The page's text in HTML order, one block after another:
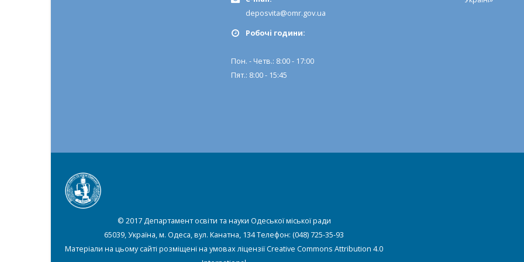
deposvita@omr.gov.ua
Робочi години:
Пон. - Четв.: 8:00 - 17:00
Пят.: 8:00 - 15:45
© 2017 Департамент освіти та науки Одеської міської ради
65039, Україна, м. Одеса, вул. Канатна, 134 Телефон: (048) 725-35-93
Матеріали на цьому сайті розміщені на умовах ліцензіїCreative Commons Attribution 4.0